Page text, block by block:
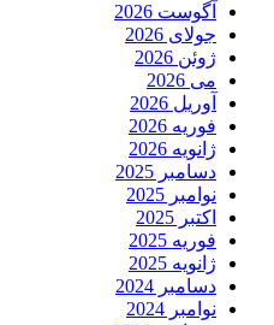
آگوست 2026
جولای 2026
ژوئن 2026
می 2026
آوریل 2026
فوریه 2026
ژانویه 2026
دسامبر 2025
نوامبر 2025
اکتبر 2025
فوریه 2025
ژانویه 2025
دسامبر 2024
نوامبر 2024